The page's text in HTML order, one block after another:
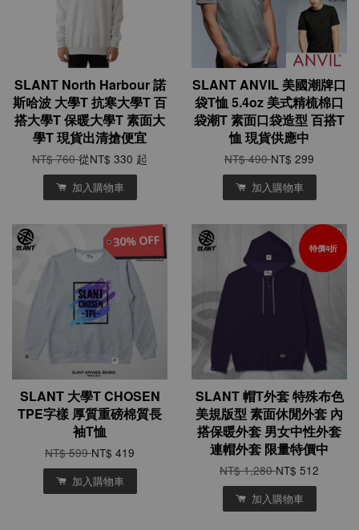
SLANT North Harbour 諾
斯哈波 大學T 抗寒大學T 百
搭大學T 保暖大學T 素面大
學T 現貨出清搶便宜
NT$ 760從NT$ 330 起
加入購物車
SLANT ANVIL 美國潮牌口
袋T恤 5.4oz 美式精梳棉口
袋潮T 素面口袋造型 百搭T
恤 現貨供應中
NT$ 490NT$ 299
加入購物車
SLANT 大學T CHOSEN
TPE字樣 厚質重磅棉質長
袖T恤
NT$ 599NT$ 419
加入購物車
特價4折
SLANT 帽T外套 特殊布色
美規版型 素面休閒外套 內
搭保暖外套 男女中性外套
連帽外套 限量特價中
NT$ 1,280NT$ 512
加入購物車